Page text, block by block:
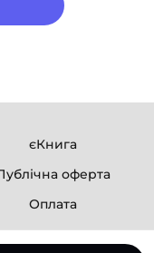
єКнига
оферта
Оплата